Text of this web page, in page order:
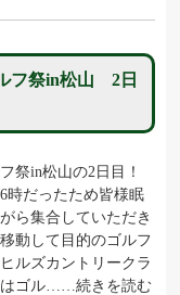
フ祭in松山 2日
祭in松山の2日目！
時だったため皆様眠
ら集合していただき
動して目的のゴルフ
ルズカントリークラ
はゴル……続きを読む